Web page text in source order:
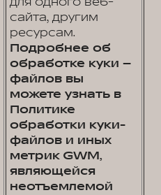
сайта, другим
ресурсам.
Подробнее об
обработке куки –
файлов вы
можете узнать в
Политике
обработки куки-
файлов и иных
метрик GWM,
являющейся
неотъемлемой